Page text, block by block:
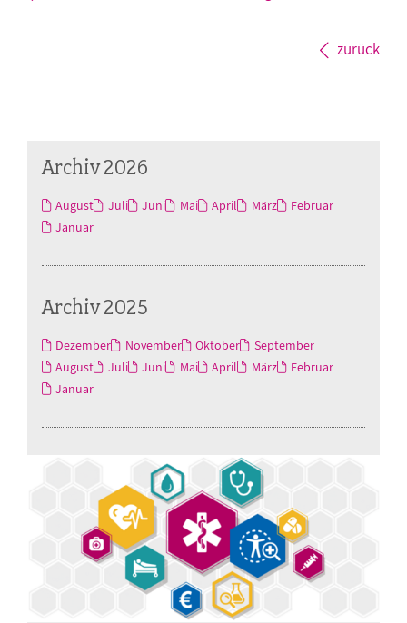
zurück
Archiv 2026
August Juli Juni Mai April März
Februar
Januar
Archiv 2025
Dezember November Oktober
September
August
Juli Juni Mai April März
Februar
Januar